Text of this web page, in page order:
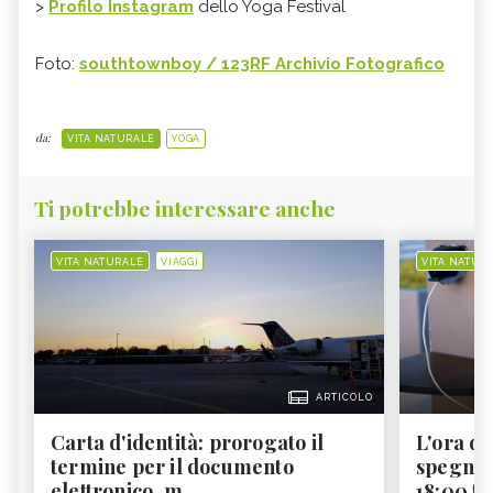
> Profilo Instagram dello Yoga Festival
Foto: southtownboy / 123RF Archivio Fotografico
da: VITA NATURALE YOGA
Ti potrebbe interessare anche
VITA NATURALE VIAGGI
ARTICOLO
Carta d'identità: prorogato il
termine per il documento
VITA
L'ora